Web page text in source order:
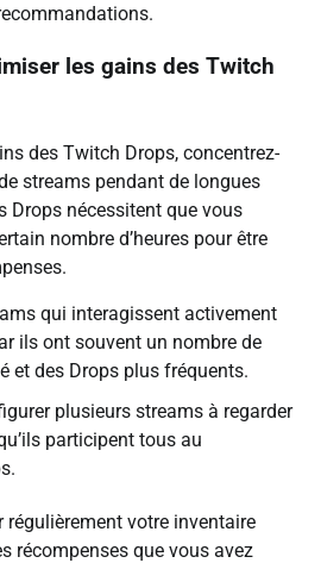
les gains des Twitch
des Twitch Drops, concentrez-
streams pendant de longues
Drops nécessitent que vous
nombre d’heures pour être
qui interagissent activement
ils ont souvent un nombre de
et des Drops plus fréquents.
plusieurs streams à regarder
participent tous au
régulièrement votre inventaire
récompenses que vous avez